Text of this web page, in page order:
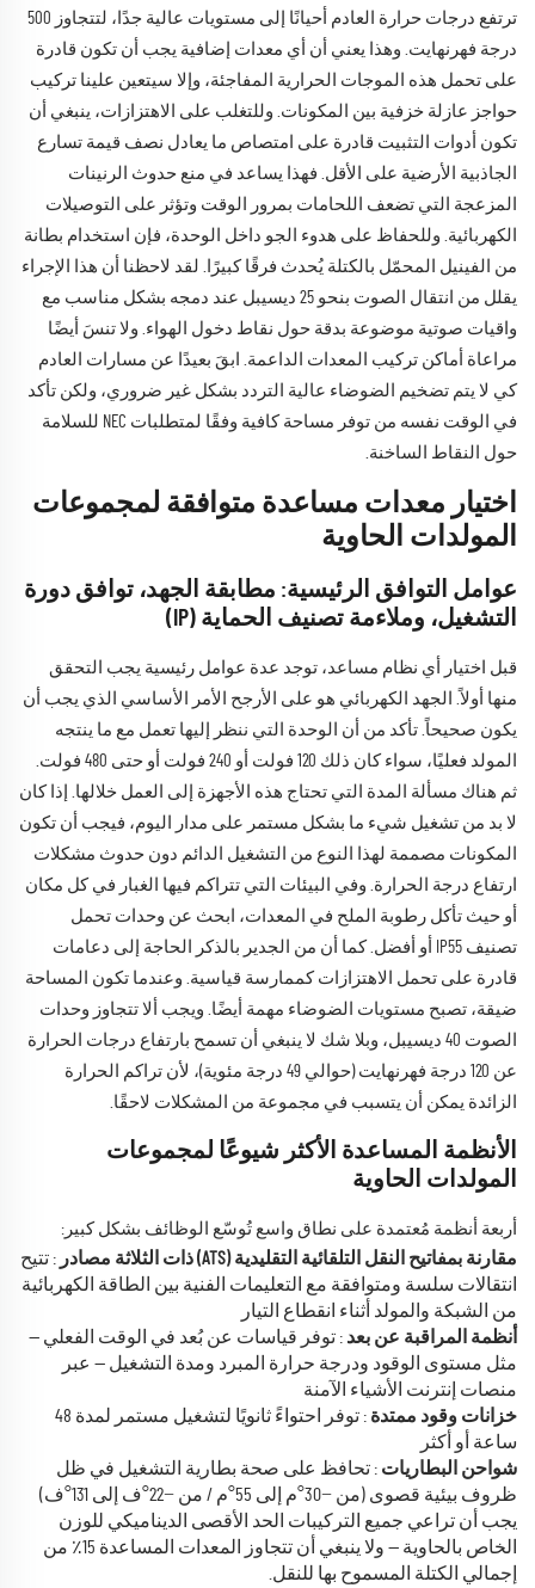
ترتفع درجات حرارة العادم أحيانًا إلى مستويات عالية جدًا، لتتجاوز 500
درجة فهرنهايت. وهذا يعني أن أي معدات إضافية يجب أن تكون قادرة
على تحمل هذه الموجات الحرارية المفاجئة، وإلا سيتعين علينا تركيب
حواجز عازلة خزفية بين المكونات. وللتغلب على الاهتزازات، ينبغي أن
تكون أدوات التثبيت قادرة على امتصاص ما يعادل نصف قيمة تسارع
الجاذبية الأرضية على الأقل. فهذا يساعد في منع حدوث الرنينات
المزعجة التي تضعف اللحامات بمرور الوقت وتؤثر على التوصيلات
الكهربائية. وللحفاظ على هدوء الجو داخل الوحدة، فإن استخدام بطانة
من الفينيل المحمّل بالكتلة يُحدث فرقًا كبيرًا. لقد لاحظنا أن هذا الإجراء
يقلل من انتقال الصوت بنحو 25 ديسيبل عند دمجه بشكل مناسب مع
واقيات صوتية موضوعة بدقة حول نقاط دخول الهواء. ولا تنسَ أيضًا
مراعاة أماكن تركيب المعدات الداعمة. ابقَ بعيدًا عن مسارات العادم
كي لا يتم تضخيم الضوضاء عالية التردد بشكل غير ضروري، ولكن تأكد
في الوقت نفسه من توفر مساحة كافية وفقًا لمتطلبات NEC للسلامة
حول النقاط الساخنة.
اختيار معدات مساعدة متوافقة لمجموعات
المولدات الحاوية
عوامل التوافق الرئيسية: مطابقة الجهد، توافق دورة
التشغيل، وملاءمة تصنيف الحماية (IP)
قبل اختيار أي نظام مساعد، توجد عدة عوامل رئيسية يجب التحقق
منها أولاً. الجهد الكهربائي هو على الأرجح الأمر الأساسي الذي يجب أن
يكون صحيحاً. تأكد من أن الوحدة التي ننظر إليها تعمل مع ما ينتجه
المولد فعليًا، سواء كان ذلك 120 فولت أو 240 فولت أو حتى 480 فولت.
ثم هناك مسألة المدة التي تحتاج هذه الأجهزة إلى العمل خلالها. إذا كان
لا بد من تشغيل شيء ما بشكل مستمر على مدار اليوم، فيجب أن تكون
المكونات مصممة لهذا النوع من التشغيل الدائم دون حدوث مشكلات
ارتفاع درجة الحرارة. وفي البيئات التي تتراكم فيها الغبار في كل مكان
أو حيث تأكل رطوبة الملح في المعدات، ابحث عن وحدات تحمل
تصنيف IP55 أو أفضل. كما أن من الجدير بالذكر الحاجة إلى دعامات
قادرة على تحمل الاهتزازات كممارسة قياسية. وعندما تكون المساحة
ضيقة، تصبح مستويات الضوضاء مهمة أيضًا. ويجب ألا تتجاوز وحدات
الصوت 40 ديسيبل، وبلا شك لا ينبغي أن تسمح بارتفاع درجات الحرارة
عن 120 درجة فهرنهايت (حوالي 49 درجة مئوية)، لأن تراكم الحرارة
الزائدة يمكن أن يتسبب في مجموعة من المشكلات لاحقًا.
الأنظمة المساعدة الأكثر شيوعًا لمجموعات
المولدات الحاوية
أربعة أنظمة مُعتمدة على نطاق واسع تُوسّع الوظائف بشكل كبير:
مقارنة بمفاتيح النقل التلقائية التقليدية (ATS) ذات الثلاثة مصادر
: تتيح
انتقالات سلسة ومتوافقة مع التعليمات الفنية بين الطاقة الكهربائية
من الشبكة والمولد أثناء انقطاع التيار
أنظمة المراقبة عن بعد : توفر قياسات عن بُعد في الوقت الفعلي —
مثل مستوى الوقود ودرجة حرارة المبرد ومدة التشغيل — عبر
منصات إنترنت الأشياء الآمنة
خزانات وقود ممتدة
: توفر احتواءً ثانويًا لتشغيل مستمر لمدة 48
ساعة أو أكثر
شواحن البطاريات : تحافظ على صحة بطارية التشغيل في ظل
ظروف بيئية قصوى (من −30°م إلى 55°م / من −22°ف إلى 131°ف)
يجب أن تراعي جميع التركيبات الحد الأقصى الديناميكي للوزن
الخاص بالحاوية — ولا ينبغي أن تتجاوز المعدات المساعدة 15٪ من
إجمالي الكتلة المسموح بها للنقل.